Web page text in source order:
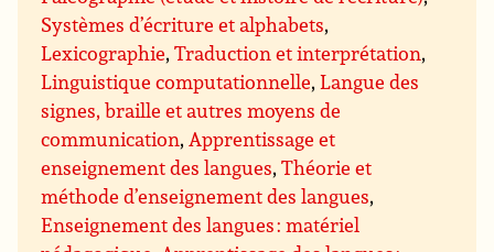
Systèmes d’écriture et alphabets,
Lexicographie,Traduction et interprétation,
Linguistique computationnelle,Langue des
signes, braille et autres moyens de
communication,Apprentissage et
enseignement des langues,Théorie et
méthode d’enseignement des langues,
Enseignement des langues : matériel